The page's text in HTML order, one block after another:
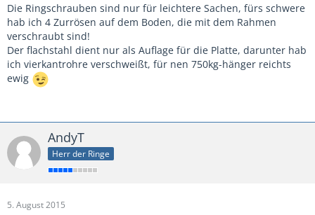
Die Ringschrauben sind nur für leichtere Sachen, fürs schwere
hab ich 4 Zurrösen auf dem Boden, die mit dem Rahmen
verschraubt sind!
Der flachstahl dient nur als Auflage für die Platte, darunter hab
ich vierkantrohre verschweißt, für nen 750kg-hänger reichts
ewig
AndyT
Herr der Ringe
5. August 2015